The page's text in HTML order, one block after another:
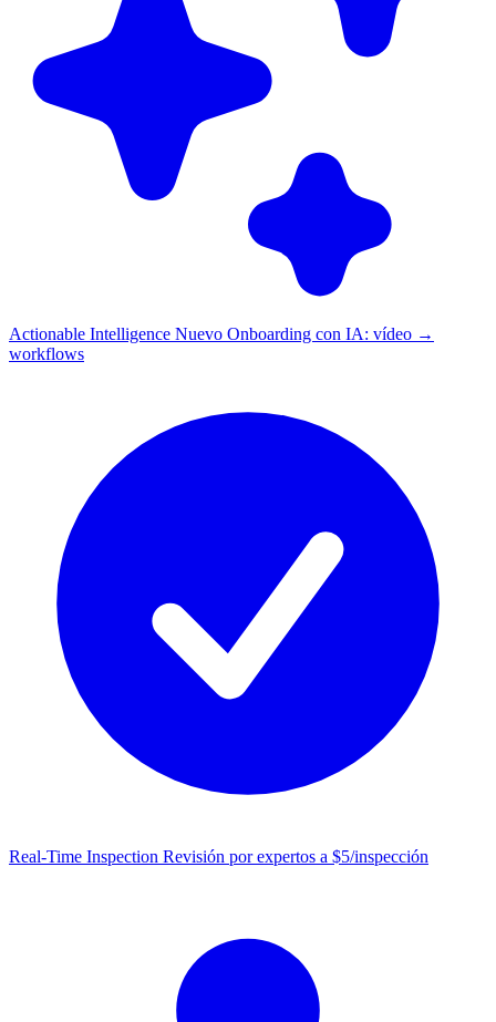
Actionable Intelligence Nuevo Onboarding con IA: vídeo →
workflows
Real-Time Inspection Revisión por expertos a $5/inspección